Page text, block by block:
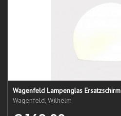
Wagenfeld Lampenglas Ersatzschirm
Wagenfeld, Wilhelm